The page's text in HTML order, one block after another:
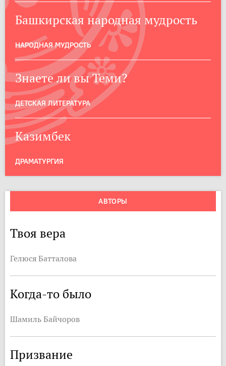
Башкирская народная мудрость
НАРОДНАЯ МУДРОСТЬ
Знаете ли вы Теми?
ДЕТСКАЯ ЛИТЕРАТУРА
Казимбек
ДРАМАТУРГИЯ
АВТОРЫ
Твоя вера
Гелюся Батталова
Когда-то было
Шамиль Байчоров
Призвание